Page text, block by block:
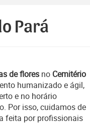
Pará
de flores no Cemitério
humanizado e ágil,
e no horário
Por isso, cuidamos de
feita por profissionais